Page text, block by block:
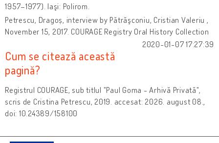
1957–1977). Iaşi: Polirom.
Petrescu, Dragoș, interview by Pătrăşconiu, Cristian Valeriu ,
November 15, 2017. COURAGE Registry Oral History Collection
2020-01-07 17:27:39
Cum se citează această
pagină?
Registrul COURAGE, sub titlul "Paul Goma - Arhivă Privată",
scris de Cristina Petrescu, 2019. accesat: 2026. august 08.,
doi: 10.24389/158100